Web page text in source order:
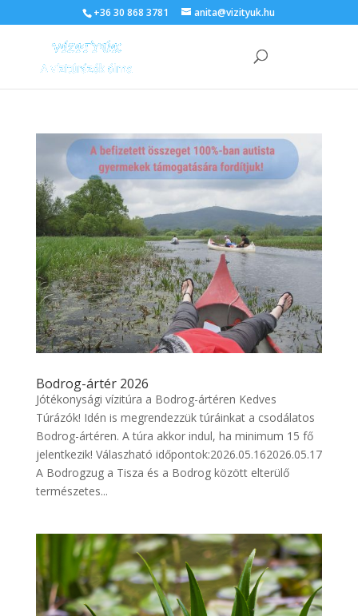
+36 30 868 3781 anita@vizityuk.hu
Bodrog-ártér 2026
Jótékonysági vízitúra a Bodrog-ártéren Kedves
Túrázók! Idén is megrendezzük túráinkat a csodálatos
Bodrog-ártéren. A túra akkor indul, ha minimum 15 fő
jelentkezik! Válaszható időpontok:2026.05.162026.05.17
A Bodrogzug a Tisza és a Bodrog között elterülő
természetes...